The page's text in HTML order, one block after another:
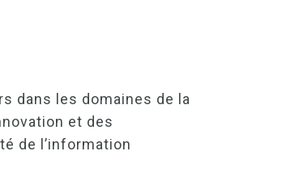
dans les domaines de la
et des
de l’information